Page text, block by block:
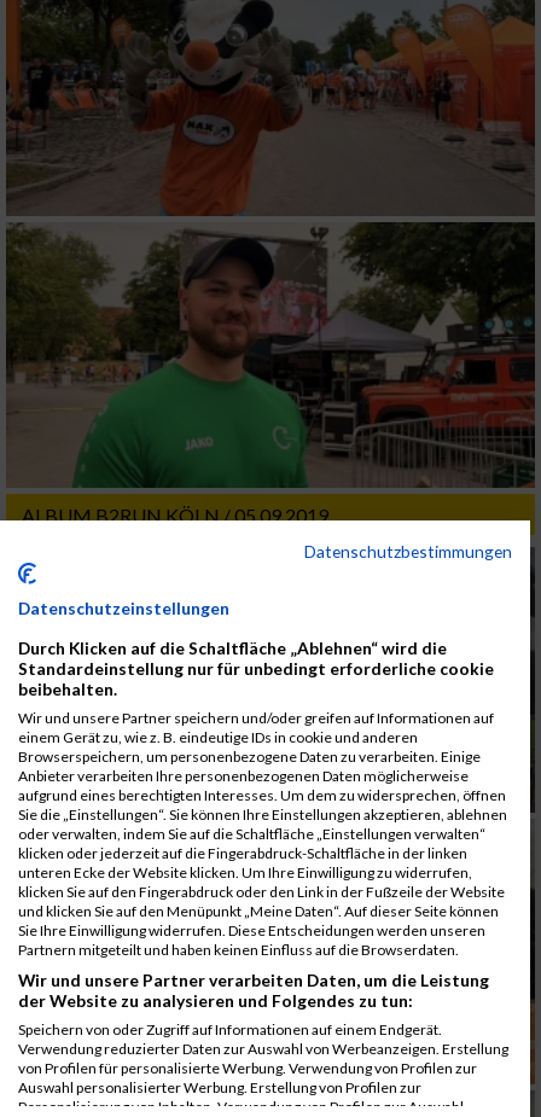
ALBUM B2RUN KÖLN / 05.09.2019
Datenschutzbestimmungen
Datenschutzeinstellungen
Durch Klicken auf die Schaltfläche „Ablehnen“ wird die
Standardeinstellung nur für unbedingt erforderliche cookie
beibehalten.
Wir und unsere Partner speichern und/oder greifen auf Informationen auf
einem Gerät zu, wie z. B. eindeutige IDs in cookie und anderen
Browserspeichern, um personenbezogene Daten zu verarbeiten. Einige
Anbieter verarbeiten Ihre personenbezogenen Daten möglicherweise
aufgrund eines berechtigten Interesses. Um dem zu widersprechen, öffnen
Sie die „Einstellungen“. Sie können Ihre Einstellungen akzeptieren, ablehnen
oder verwalten, indem Sie auf die Schaltfläche „Einstellungen verwalten“
klicken oder jederzeit auf die Fingerabdruck-Schaltfläche in der linken
unteren Ecke der Website klicken. Um Ihre Einwilligung zu widerrufen,
klicken Sie auf den Fingerabdruck oder den Link in der Fußzeile der Website
und klicken Sie auf den Menüpunkt „Meine Daten“. Auf dieser Seite können
Sie Ihre Einwilligung widerrufen. Diese Entscheidungen werden unseren
Partnern mitgeteilt und haben keinen Einfluss auf die Browserdaten.
Wir und unsere Partner verarbeiten Daten, um die Leistung
der Website zu analysieren und Folgendes zu tun:
Speichern von oder Zugriff auf Informationen auf einem Endgerät.
Verwendung reduzierter Daten zur Auswahl von Werbeanzeigen. Erstellung
von Profilen für personalisierte Werbung. Verwendung von Profilen zur
Auswahl personalisierter Werbung. Erstellung von Profilen zur
Personalisierung von Inhalten. Verwendung von Profilen zur Auswahl